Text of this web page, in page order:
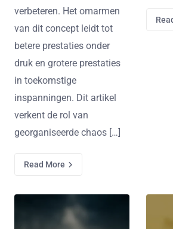
verbeteren. Het omarmen
van dit concept leidt tot
betere prestaties onder
druk en grotere prestaties
in toekomstige
inspanningen. Dit artikel
verkent de rol van
georganiseerde chaos […]
Read More